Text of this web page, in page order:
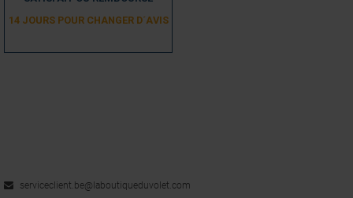
14 JOURS POUR CHANGER D´AVIS
serviceclient.be@laboutiqueduvolet.com